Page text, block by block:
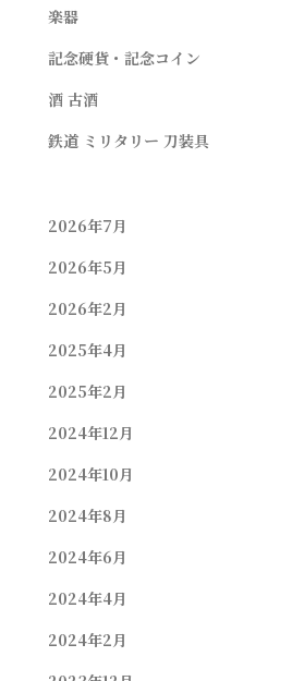
楽器
記念硬貨・記念コイン
酒 古酒
鉄道 ミリタリー 刀装具
2026年7月
2026年5月
2026年2月
2025年4月
2025年2月
2024年12月
2024年10月
2024年8月
2024年6月
2024年4月
2024年2月